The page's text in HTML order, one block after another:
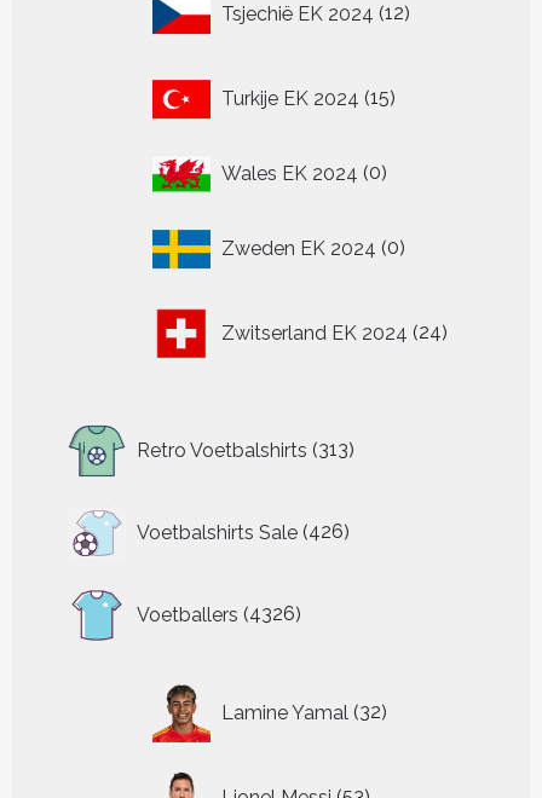
Tsjechië EK 2024 12
producten
Turkije EK 2024 15
producten
Wales EK 2024 00
Zweden EK 2024 0
producten
Zwitserland EK 2024 24
producten
Retro Voetbalshirts 313
producten
Voetbalshirts Sale 426
426
producten
Voetballers 4326
producten
Lamine Yamal 32
producten